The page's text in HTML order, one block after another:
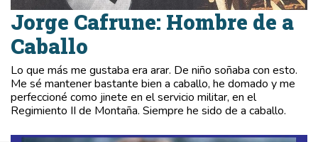
Jorge Cafrune: Hombre de a
Caballo
Lo que más me gustaba era arar. De niño soñaba con esto.
Me sé mantener bastante bien a caballo, he domado y me
perfeccioné como jinete en el servicio militar, en el
Regimiento II de Montaña. Siempre he sido de a caballo.